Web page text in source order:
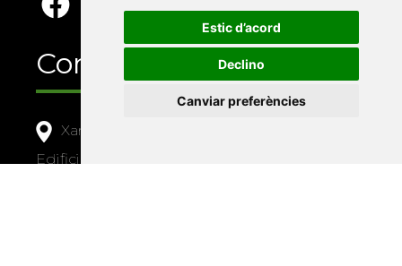
Estic d’acord
Declino
Canviar preferències
Contacte
Xarxa Vives d'Universitats
Edifici Àgora